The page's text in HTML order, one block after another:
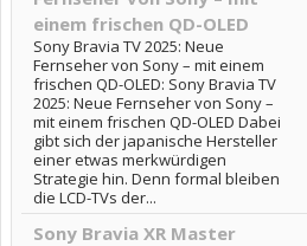
einem frischen QD-OLED
Sony Bravia TV 2025: Neue
Fernseher von Sony – mit einem
frischen QD-OLED: Sony Bravia TV
2025: Neue Fernseher von Sony –
mit einem frischen QD-OLED Dabei
gibt sich der japanische Hersteller
einer etwas merkwürdigen
Strategie hin. Denn formal bleiben
die LCD-TVs der...
Sony Bravia XR Master